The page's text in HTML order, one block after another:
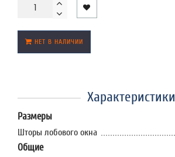
НЕТ В НАЛИЧИИ
Характеристики
Размеры
Шторы лобового окна
Общие